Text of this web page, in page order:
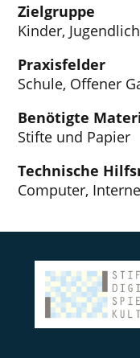
Zielgruppe
Kinder,
Praxisfelder
Schule, Offener
Benötigte
Stifte und Papier
Technische
Computer,